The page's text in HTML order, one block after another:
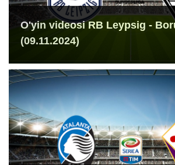
O'yin videosi RB Leypsig -
(09.11.2024)